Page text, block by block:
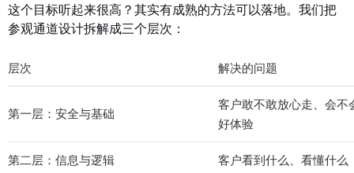
这个目标听起来很高？其实有成熟的方法可以落地。我们把
参观通道设计拆解成三个层次：
层次 解决的问题
第一层：安全与基础
客户敢不敢放心走、会不
好体验
第二层：信息与逻辑 客户看到什么、看懂什么